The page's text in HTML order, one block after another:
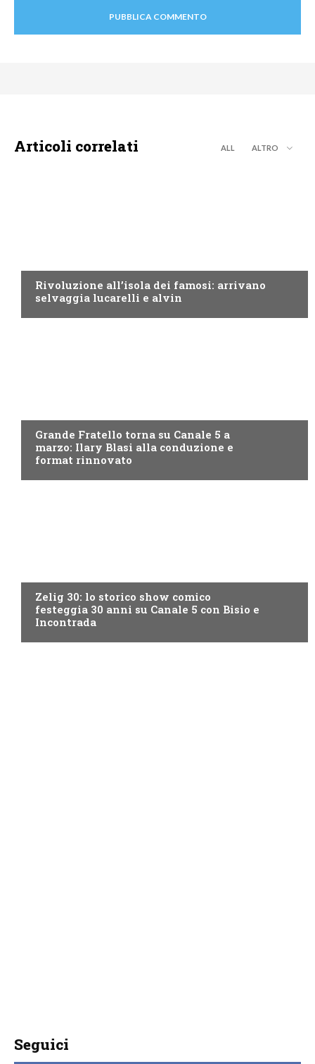
Articoli correlati ALL ALTRO
Rivoluzione all’isola dei famosi: arrivano
selvaggia lucarelli e alvin
Grande Fratello torna su Canale 5 a
marzo: Ilary Blasi alla conduzione e
format rinnovato
Zelig 30: lo storico show comico
festeggia 30 anni su Canale 5 con Bisio e
Incontrada
Seguici